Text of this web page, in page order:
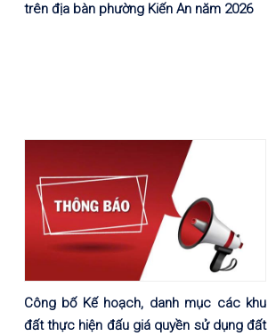
trên địa bàn phường Kiến An năm 2026
Công bố Kế hoạch, danh mục các khu
đất thực hiện đấu giá quyền sử dụng đất